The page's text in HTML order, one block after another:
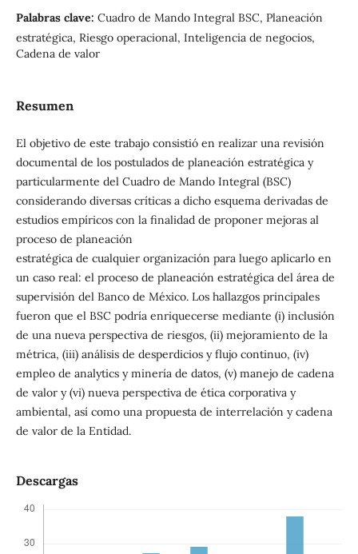
Palabras clave: Cuadro de Mando Integral BSC, Planeación
estratégica, Riesgo operacional, Inteligencia de negocios,
Cadena de valor
Resumen
El objetivo de este trabajo consistió en realizar una revisión
documental de los postulados de planeación estratégica y
particularmente del Cuadro de Mando Integral (BSC)
considerando diversas críticas a dicho esquema derivadas de
estudios empíricos con la finalidad de proponer mejoras al
proceso de planeación
estratégica de cualquier organización para luego aplicarlo en
un caso real: el proceso de planeación estratégica del área de
supervisión del Banco de México. Los hallazgos principales
fueron que el BSC podría enriquecerse mediante (i) inclusión
de una nueva perspectiva de riesgos, (ii) mejoramiento de la
métrica, (iii) análisis de desperdicios y flujo continuo, (iv)
empleo de analytics y minería de datos, (v) manejo de cadena
de valor y (vi) nueva perspectiva de ética corporativa y
ambiental, así como una propuesta de interrelación y cadena
de valor de la Entidad.
Descargas